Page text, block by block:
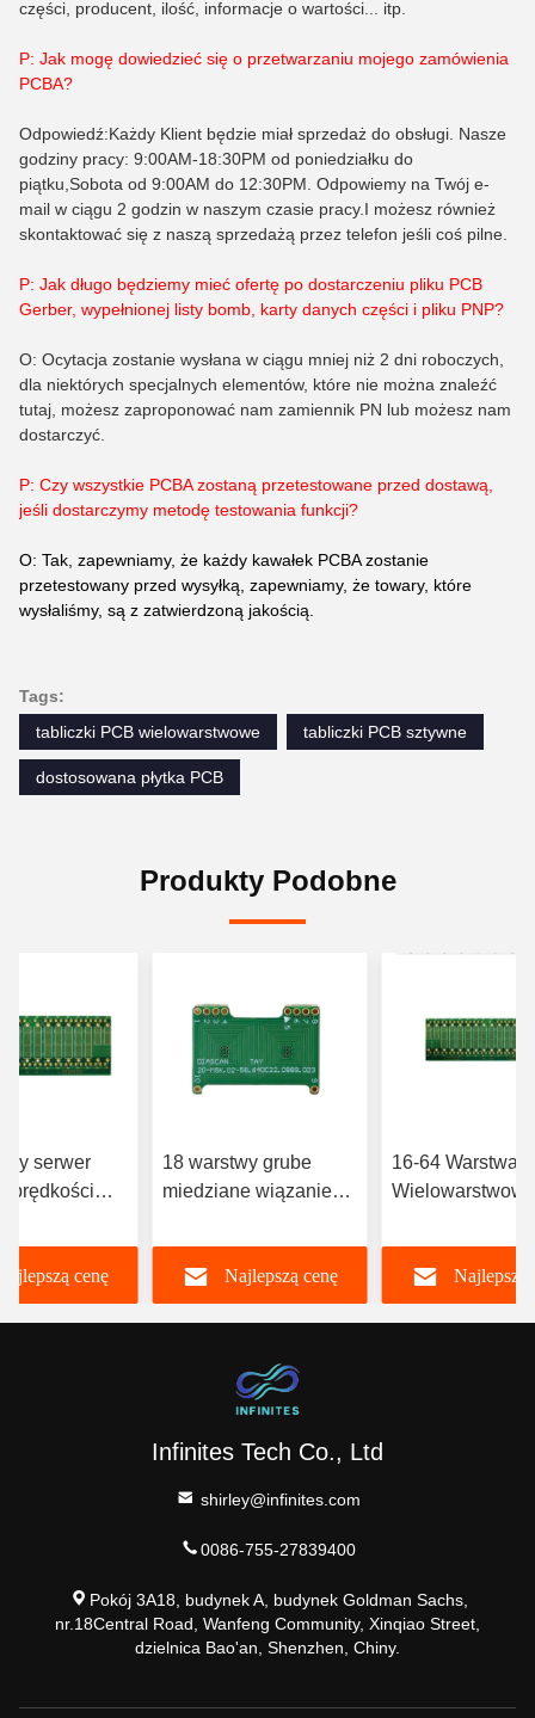
części, producent, ilość, informacje o wartości... itp.
P: Jak mogę dowiedzieć się o przetwarzaniu mojego zamówienia
PCBA?
Odpowiedź:Każdy Klient będzie miał sprzedaż do obsługi. Nasze
godziny pracy: 9:00AM-18:30PM od poniedziałku do
piątku,Sobota od 9:00AM do 12:30PM. Odpowiemy na Twój e-
mail w ciągu 2 godzin w naszym czasie pracy.I możesz również
skontaktować się z naszą sprzedażą przez telefon jeśli coś pilne.
P: Jak długo będziemy mieć ofertę po dostarczeniu pliku PCB
Gerber, wypełnionej listy bomb, karty danych części i pliku PNP?
O: Ocytacja zostanie wysłana w ciągu mniej niż 2 dni roboczych,
dla niektórych specjalnych elementów, które nie można znaleźć
tutaj, możesz zaproponować nam zamiennik PN lub możesz nam
dostarczyć.
P: Czy wszystkie PCBA zostaną przetestowane przed dostawą,
jeśli dostarczymy metodę testowania funkcji?
O: Tak, zapewniamy, że każdy kawałek PCBA zostanie
przetestowany przed wysyłką, zapewniamy, że towary, które
wysłaliśmy, są z zatwierdzoną jakością.
Tags:
tabliczki PCB wielowarstwowe
tabliczki PCB sztywne
dostosowana płytka PCB
Produkty Podobne
serwer
prędkości
Multi
cenę
18 warstwy grube
miedziane wiązanie
PCB Private Label
Najlepszą cenę
16-64 Warstwa
Wielowarstwowa
Próbka Sztuczna
Inteligencja 5g
Komunikacja
Najlepszą
Infinites Tech Co., Ltd
shirley@infinites.com
0086-755-27839400
Pokój 3A18, budynek A, budynek Goldman Sachs,
nr.18Central Road, Wanfeng Community, Xinqiao Street,
dzielnica Bao'an, Shenzhen, Chiny.